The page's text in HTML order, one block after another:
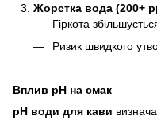
Жорстка вода (200+
Гіркота
Ризик швидкого
Вплив pH на смак
pH води для кави